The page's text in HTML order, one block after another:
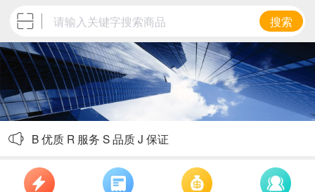
搜索
欢迎来到北京博瑞盛嘉化工技术有限公司
B 优质 R 服务 S 品质 J 保证